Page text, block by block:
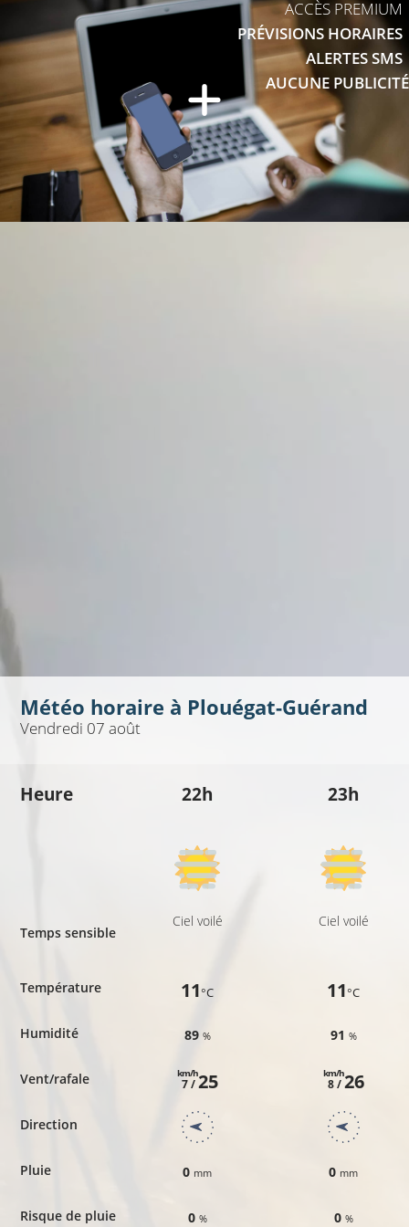
ACCÈS PREMIUM
PRÉVISIONS HORAIRES
ALERTES SMS
AUCUNE PUBLICITÉ
Météo horaire à Plouégat-Guérand
Vendredi 07 août
Heure
Temps sensible
Température
Humidité
Vent/rafale
Direction
Pluie
Risque de pluie
22h
Ciel voilé
11°C
89 %
7 /
km/h25
0 mm
0 %
23h
Ciel voilé
11°C
91 %
8 /
km/h26
0 mm
0 %